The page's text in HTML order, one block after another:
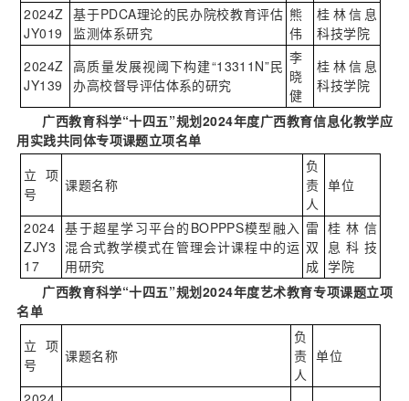
2024Z
JY019
基于PDCA理论的民办院校教育评估
监测体系研究
熊
伟
桂林信息
科技学院
2024Z
JY139
高质量发展视阈下构建“13311N”民
办高校督导评估体系的研究
李
晓
健
桂林信息
科技学院
广西教育科学“十四五”规划2024年度广西教育信息化教学应
用实践共同体专项课题立项名单
立项
号
课题名称
负
责
人
单位
2024
ZJY3
17
基于超星学习平台的BOPPPS模型融入
混合式教学模式在管理会计课程中的运
用研究
雷
双
成
桂林信
息科技
学院
广西教育科学“十四五”规划2024年度艺术教育专项课题立项
名单
立项
号
课题名称
负
责
人
单位